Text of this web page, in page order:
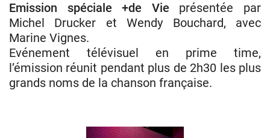
Emission spéciale +de Vie présentée par
Michel Drucker et Wendy Bouchard, avec
Marine Vignes.
Evénement télévisuel en prime time,
l’émission réunit pendant plus de 2h30 les plus
grands noms de la chanson française.